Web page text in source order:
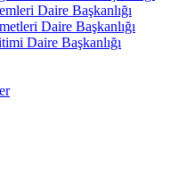
Daire Başkanlığı
Daire Başkanlığı
Daire Başkanlığı